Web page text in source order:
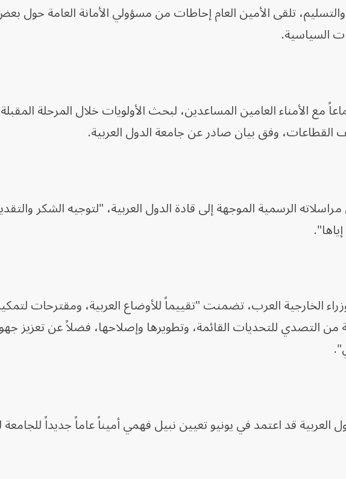
تلقى الأمين العام إحاطات من مسؤولي الأمانة العامة حول
السياسية.
مع الأمناء العامين المساعدين، لبحث الأولويات خلال المرحلة
وفق بيان صادر عن جامعة الدول العربية.
الرسمية الموجهة إلى قادة الدول العربية، "لتوجيه الشكر
الخارجية العرب، تضمنت "تقييماً للأوضاع العربية، ومقترحات
من التصدي للتحديات القائمة، وتطويرها وإصلاحها، فضلاً عن تعزيز
قد اعتمد في يونيو تعيين نبيل فهمي أميناً عاماً جديداً للجامعة